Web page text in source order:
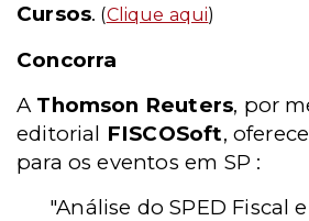
Cursos. (Clique aqui)
Concorra
A Thomson Reuters, por
editorial FISCOSoft,
para os eventos em SP :
"Análise do SPED Fiscal